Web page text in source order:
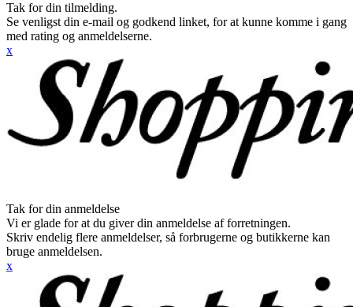
Tak for din tilmelding.
Se venligst din e-mail og godkend linket, for at kunne komme i gang
med rating og anmeldelserne.
x
Tak for din anmeldelse
Vi er glade for at du giver din anmeldelse af forretningen.
Skriv endelig flere anmeldelser, så forbrugerne og butikkerne kan
bruge anmeldelsen.
x